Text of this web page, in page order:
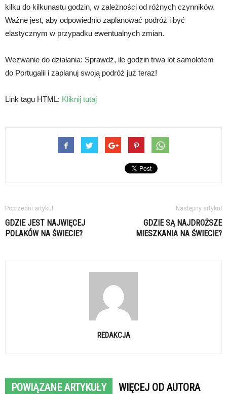
kilku do kilkunastu godzin, w zależności od różnych czynników.
Ważne jest, aby odpowiednio zaplanować podróż i być
elastycznym w przypadku ewentualnych zmian.
Wezwanie do działania: Sprawdź, ile godzin trwa lot samolotem
do Portugalii i zaplanuj swoją podróż już teraz!
Link tagu HTML: Kliknij tutaj
Poprzedni artykuł
GDZIE JEST NAJWIĘCEJ
POLAKÓW NA ŚWIECIE?
Następny artykuł
GDZIE SĄ NAJDROŻSZE
MIESZKANIA NA ŚWIECIE?
REDAKCJA
POWIĄZANE ARTYKUŁY WIĘCEJ OD AUTORA